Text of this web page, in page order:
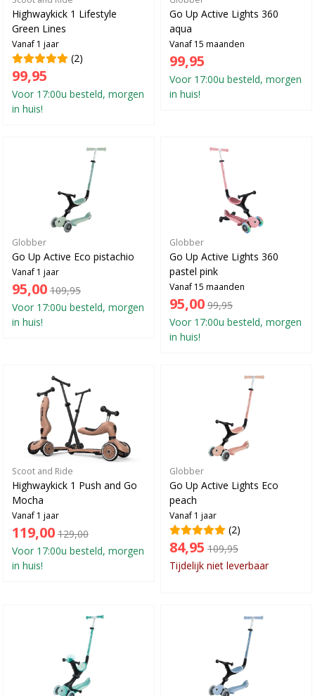
Highwaykick 1 Lifestyle
Green Lines
Vanaf 1 jaar
(2)
99,95
Voor 17:00u besteld, morgen
in huis!
Go Up Active Lights 360
aqua
Vanaf 15 maanden
99,95
Voor 17:00u besteld, morgen
in huis!
Globber
Go Up Active Eco pistachio
Vanaf 1 jaar
95,00 109,95
Voor 17:00u besteld, morgen
in huis!
Globber
Go Up Active Lights 360
pastel pink
Vanaf 15 maanden
95,00 99,95
Voor 17:00u besteld, morgen
in huis!
Scoot and Ride
Highwaykick 1 Push and Go
Mocha
Vanaf 1 jaar
119,00 129,00
Voor 17:00u besteld, morgen
in huis!
Globber
Go Up Active Lights Eco
peach
Vanaf 1 jaar
(2)
84,95 109,95
Tijdelijk niet leverbaar